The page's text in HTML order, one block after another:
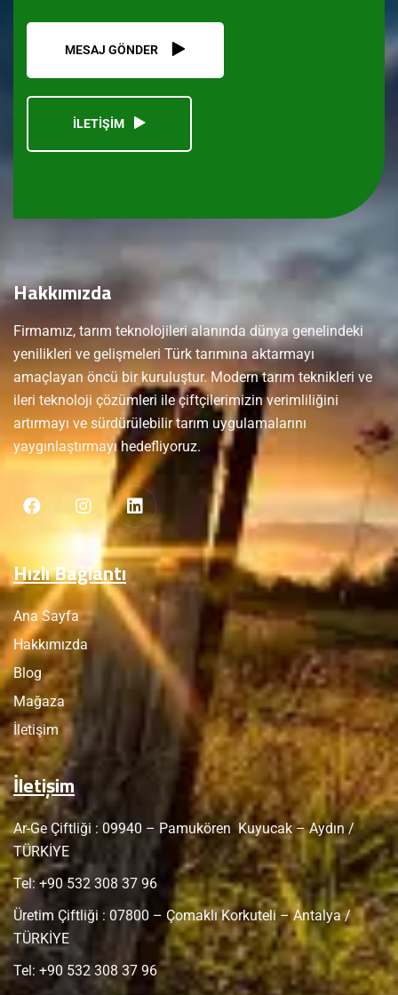
MESAJ GÖNDER
İLETİŞİM
Hakkımızda
Firmamız, tarım teknolojileri alanında dünya genelindeki
yenilikleri ve gelişmeleri Türk tarımına aktarmayı
amaçlayan öncü bir kuruluştur. Modern tarım teknikleri ve
ileri teknoloji çözümleri ile çiftçilerimizin verimliliğini
artırmayı ve sürdürülebilir tarım uygulamalarını
yaygınlaştırmayı hedefliyoruz.
Hızlı Bağlantı
Ana Sayfa
Hakkımızda
Blog
Mağaza
İletişim
İletişim
Ar-Ge Çiftliği : 09940 – Pamukören Kuyucak – Aydın /
TÜRKİYE
Tel: +90 532 308 37 96
Üretim Çiftliği : 07800 – Çomaklı Korkuteli – Antalya /
TÜRKİYE
Tel: +90 532 308 37 96